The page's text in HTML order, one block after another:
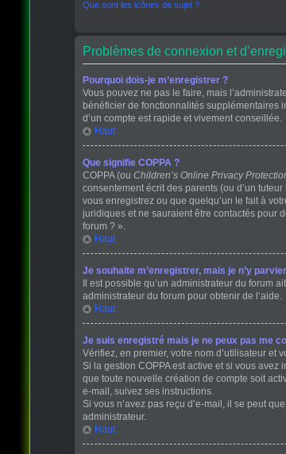
Que sont les icônes de sujet ?
Problèmes de connexion et
Pourquoi dois-je m’enregistrer ?
Vous pouvez ne pas le faire, mais
bénéficier de fonctionnalités supplémentaires
d’un compte est rapide et vivement conseillée.
Haut
Que signifie COPPA ?
COPPA (ou Children’s Online Privacy
consentement écrit des parents (ou d’un
vous enregistrez ou que quelqu’un le fait à
juridiques et ne sauraient être contactés pour
forum ? ».
Haut
Je souhaite m’enregistrer, mais je n’y
Il est possible qu’un administrateur du forum
administrateur du forum pour obtenir de l’aide.
Haut
Je suis enregistré mais je ne peux pas me
Vérifiez, en premier, votre nom d’utilisateur et
Si la gestion COPPA est active et si vous
que toute nouvelle création de compte soit
e-mail, suivez ses instructions.
Si vous n’avez pas reçu d’e-mail, il se peut
administrateur.
Haut